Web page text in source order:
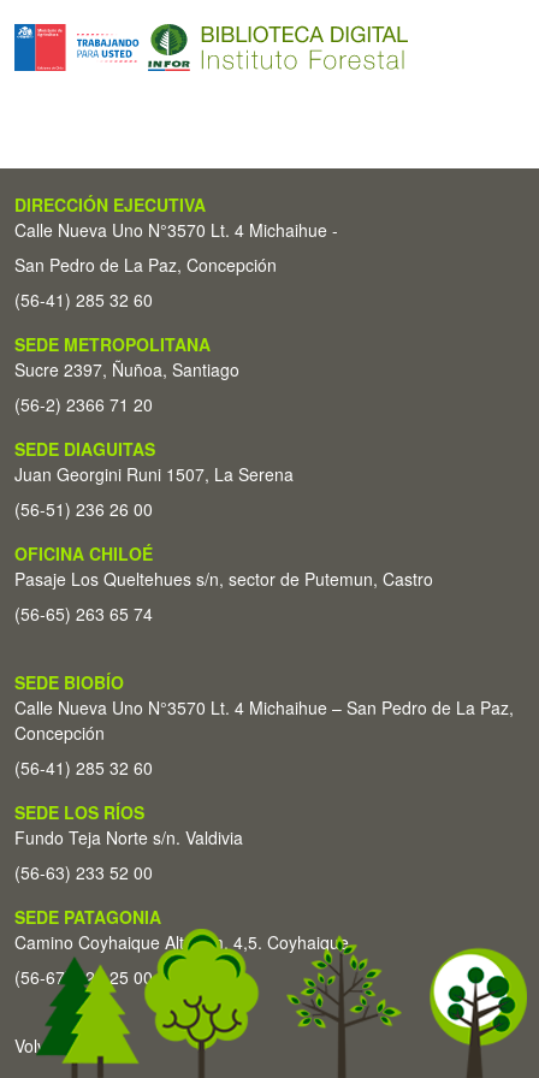
DIRECCIÓN EJECUTIVA
Calle Nueva Uno N°3570 Lt. 4 Michaihue -
San Pedro de La Paz, Concepción
(56-41) 285 32 60
SEDE METROPOLITANA
Sucre 2397, Ñuñoa, Santiago
(56-2) 2366 71 20
SEDE DIAGUITAS
Juan Georgini Runi 1507, La Serena
(56-51) 236 26 00
OFICINA CHILOÉ
Pasaje Los Queltehues s/n, sector de Putemun, Castro
(56-65) 263 65 74
SEDE BIOBÍO
Calle Nueva Uno N°3570 Lt. 4 Michaihue – San Pedro de La Paz,
Concepción
(56-41) 285 32 60
SEDE LOS RÍOS
Fundo Teja Norte s/n. Valdivia
(56-63) 233 52 00
SEDE PATAGONIA
Camino Coyhaique Alto Km. 4,5. Coyhaique
(56-67) 226 25 00
Volver arriba